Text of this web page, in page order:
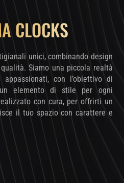
CLOCKS
unici, combinando design
Siamo una piccola realtà
con l’obiettivo di
elemento di stile per ogni
con cura, per offrirti un
il tuo spazio con carattere e